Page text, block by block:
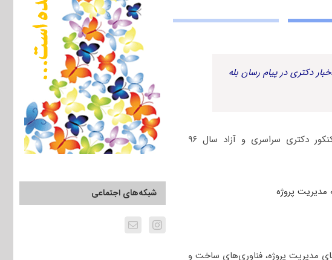
دکتری در پیام رسان بله
جهت دانلود رایگان دفترچه سؤالات چهارگزینه‌ای مجموعه مدیریت پروژه کنکور دکتری سراسری و آزاد سال ۹۶
پروژه، فناوری‌های ساخت و
شبکه‌های اجتماعی